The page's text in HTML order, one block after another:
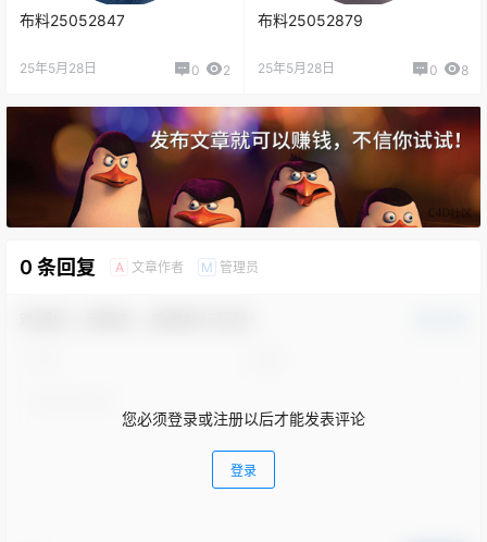
布料25052847
25年5月28日 0 2
布料25052879
25年5月28日 0 8
0 条回复 A 文章作者 M 管理员
您必须登录或注册以后才能发表评论
登录